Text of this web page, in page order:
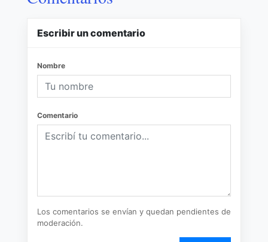
Escribir un comentario
Nombre
Comentario
Los comentarios se envían y quedan pendientes de
moderación.